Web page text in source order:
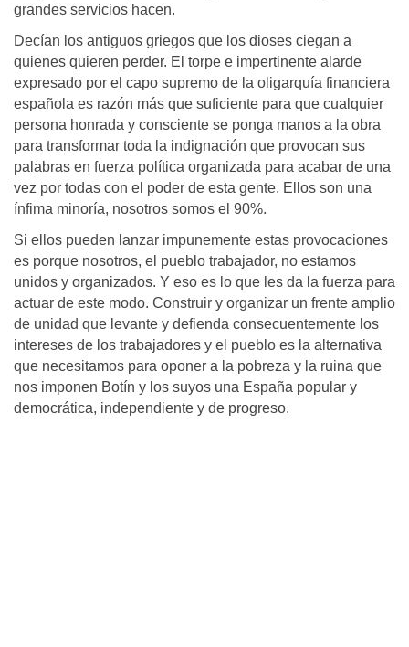
grandes servicios hacen.
Decían los antiguos griegos que los dioses ciegan a
quienes quieren perder. El torpe e impertinente alarde
expresado por el capo supremo de la oligarquía financiera
española es razón más que suficiente para que cualquier
persona honrada y consciente se ponga manos a la obra
para transformar toda la indignación que provocan sus
palabras en fuerza política organizada para acabar de una
vez por todas con el poder de esta gente. Ellos son una
ínfima minoría, nosotros somos el 90%.
Si ellos pueden lanzar impunemente estas provocaciones
es porque nosotros, el pueblo trabajador, no estamos
unidos y organizados. Y eso es lo que les da la fuerza para
actuar de este modo. Construir y organizar un frente amplio
de unidad que levante y defienda consecuentemente los
intereses de los trabajadores y el pueblo es la alternativa
que necesitamos para oponer a la pobreza y la ruina que
nos imponen Botín y los suyos una España popular y
democrática, independiente y de progreso.